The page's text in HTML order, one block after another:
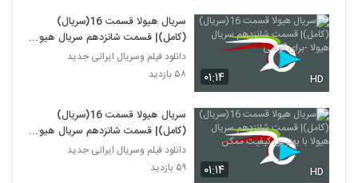
۰۱:۱۴ HD
سریال هیولا قسمت 16(سریال)
(کامل)| قسمت شانزدهم سریال هیولا
-برای گوشی
دانلود فیلم وسریال ایرانی جدید
۵۸ بازدید
۰۱:۱۴ HD
سریال هیولا قسمت 16(سریال)
(کامل)| قسمت شانزدهم سریال هیولا
با بهترین کیفیت ممکن
دانلود فیلم وسریال ایرانی جدید
۵۹ بازدید